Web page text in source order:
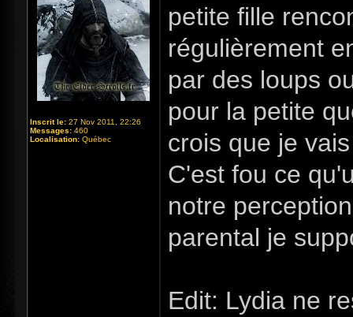
Inscrit le: 27 Nov 2011, 22:26
Messages: 460
Localisation: Québec
petite fille
régulièrement
par des loups
pour la petite
crois que je
C'est fou ce
notre
parental je
Edit: Lydia ne